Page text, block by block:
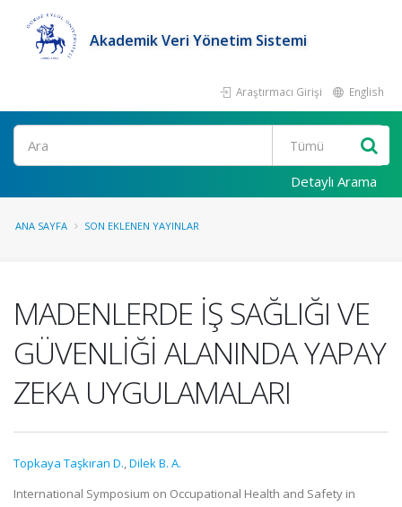
Akademik Veri Yönetim Sistemi
Araştırmacı Girişi English
Ara
Detaylı Arama
ANA SAYFA SON EKLENEN YAYINLAR
MADENLERDE İŞ SAĞLIĞI VE
GÜVENLİĞİ ALANINDA YAPAY
ZEKA UYGULAMALARI
Topkaya Taşkıran D.,Dilek B. A.
International Symposium on Occupational Health and Safety in